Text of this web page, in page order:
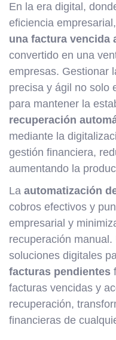
En la era digital,
eficiencia
una factura vencida
convertido en una
empresas. Gestionar
precisa y ágil no solo
para mantener la
recuperación
mediante la
gestión financiera,
aumentando la
La automatización
cobros efectivos y
empresarial y
recuperación
soluciones digitales
facturas pendientes
facturas vencidas y
recuperación,
financieras de